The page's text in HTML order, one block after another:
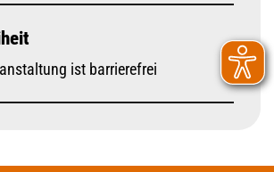
ist barrierefrei